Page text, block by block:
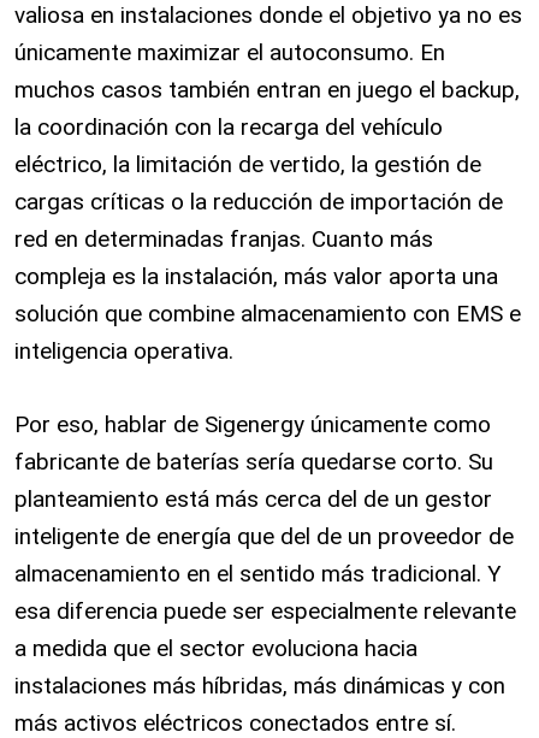
valiosa en instalaciones donde el objetivo ya no es
únicamente maximizar el autoconsumo. En
muchos casos también entran en juego el backup,
la coordinación con la recarga del vehículo
eléctrico, la limitación de vertido, la gestión de
cargas críticas o la reducción de importación de
red en determinadas franjas. Cuanto más
compleja es la instalación, más valor aporta una
solución que combine almacenamiento con EMS e
inteligencia operativa.
Por eso, hablar de Sigenergy únicamente como
fabricante de baterías sería quedarse corto. Su
planteamiento está más cerca del de un gestor
inteligente de energía que del de un proveedor de
almacenamiento en el sentido más tradicional. Y
esa diferencia puede ser especialmente relevante
a medida que el sector evoluciona hacia
instalaciones más híbridas, más dinámicas y con
más activos eléctricos conectados entre sí.